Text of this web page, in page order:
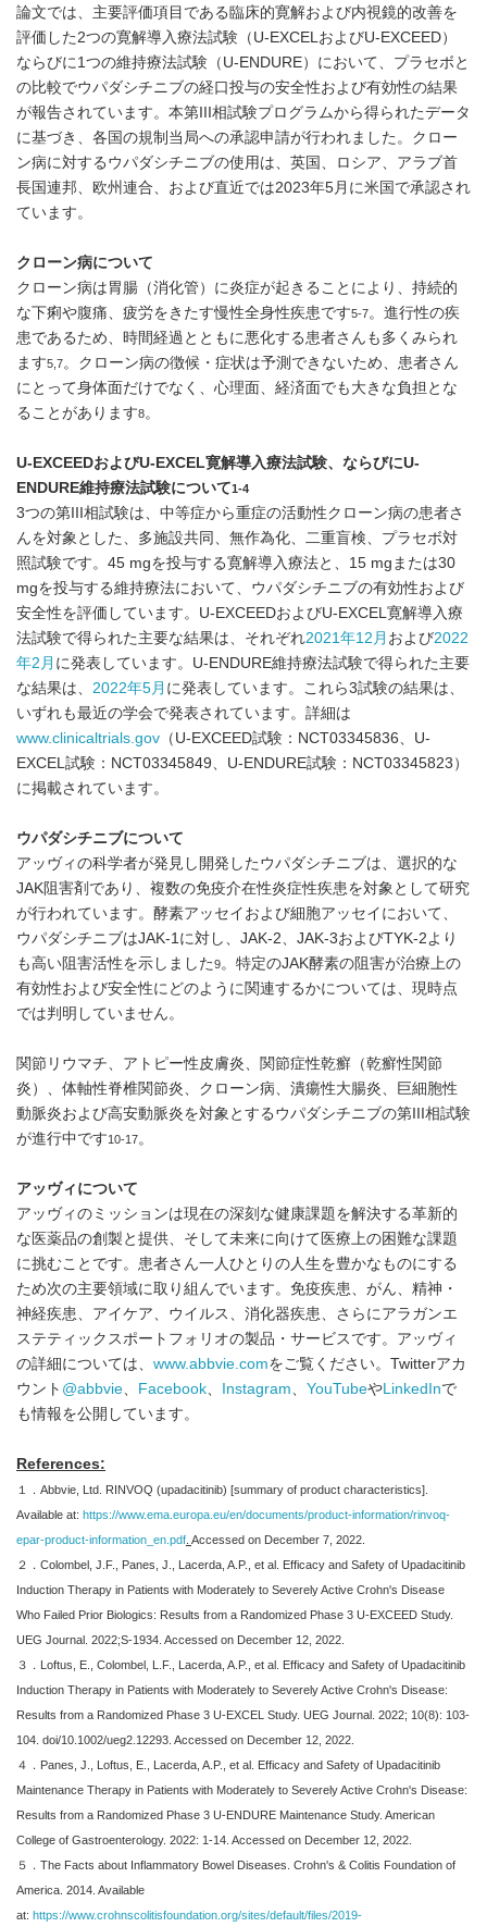
論文では、主要評価項目である臨床的寛解および内視鏡的改善を
評価した2つの寛解導入療法試験（U-EXCELおよびU-EXCEED）
ならびに1つの維持療法試験（U-ENDURE）において、プラセボと
の比較でウパダシチニブの経口投与の安全性および有効性の結果
が報告されています。本第III相試験プログラムから得られたデータ
に基づき、各国の規制当局への承認申請が行われました。クロー
ン病に対するウパダシチニブの使用は、英国、ロシア、アラブ首
長国連邦、欧州連合、および直近では2023年5月に米国で承認され
ています。
クローン病について
クローン病は胃腸（消化管）に炎症が起きることにより、持続的
な下痢や腹痛、疲労をきたす慢性全身性疾患です5-7。進行性の疾
患であるため、時間経過とともに悪化する患者さんも多くみられ
ます5,7。クローン病の徴候・症状は予測できないため、患者さん
にとって身体面だけでなく、心理面、経済面でも大きな負担とな
ることがあります8。
U-EXCEEDおよびU-EXCEL寛解導入療法試験、ならびにU-
ENDURE維持療法試験について1-4
3つの第III相試験は、中等症から重症の活動性クローン病の患者さ
んを対象とした、多施設共同、無作為化、二重盲検、プラセボ対
照試験です。45 mgを投与する寛解導入療法と、15 mgまたは30
mgを投与する維持療法において、ウパダシチニブの有効性および
安全性を評価しています。U-EXCEEDおよびU-EXCEL寛解導入療
法試験で得られた主要な結果は、それぞれ2021年12 月 および2022
年2 月 に発表しています。U-ENDURE維持療法試験で得られた主要
な結果は、 2022年5月 に発表しています。これら3試験の結果は、
いずれも最近の学会で発表されています。詳細は
www.clinicaltrials.gov （U-EXCEED試験：NCT03345836、U-
EXCEL試験：NCT03345849、U-ENDURE試験：NCT03345823）
に掲載されています。
ウパダシチニブについて
アッヴィの科学者が発見し開発したウパダシチニブは、選択的な
JAK阻害剤であり、複数の免疫介在性炎症性疾患を対象として研究
が行われています。酵素アッセイおよび細胞アッセイにおいて、
ウパダシチニブはJAK-1に対し、JAK-2、JAK-3およびTYK-2より
も高い阻害活性を示しました9。特定のJAK酵素の阻害が治療上の
有効性および安全性にどのように関連するかについては、現時点
では判明していません。
関節リウマチ、アトピー性皮膚炎、関節症性乾癬（乾癬性関節
炎）、体軸性脊椎関節炎、クローン病、潰瘍性大腸炎、巨細胞性
動脈炎および高安動脈炎を対象とするウパダシチニブの第III相試験
が進行中です10-17。
アッヴィについて
アッヴィのミッションは現在の深刻な健康課題を解決する革新的
な医薬品の創製と提供、そして未来に向けて医療上の困難な課題
に挑むことです。患者さん一人ひとりの人生を豊かなものにする
ため次の主要領域に取り組んでいます。免疫疾患、がん、精神・
神経疾患、アイケア、ウイルス、消化器疾患、さらにアラガンエ
ステティックスポートフォリオの製品・サービスです。アッヴィ
の詳細については、 www.abbvie.comをご覧ください。Twitterアカ
ウント @abbvie、 Facebook、 Instagram、 YouTubeやLinkedInで
も情報を公開しています。
References:
１．Abbvie, Ltd. RINVOQ (upadacitinib) [summary of product characteristics].
Available at: https://www.ema.europa.eu/en/documents/product-information/rinvoq-
epar-product-information_en.pdf Accessed on December 7, 2022.
２．Colombel, J.F., Panes, J., Lacerda, A.P., et al. Efficacy and Safety of Upadacitinib
Induction Therapy in Patients with Moderately to Severely Active Crohn's Disease
Who Failed Prior Biologics: Results from a Randomized Phase 3 U-EXCEED Study.
UEG Journal. 2022;S-1934. Accessed on December 12, 2022.
３．Loftus, E., Colombel, L.F., Lacerda, A.P., et al. Efficacy and Safety of Upadacitinib
Induction Therapy in Patients with Moderately to Severely Active Crohn's Disease:
Results from a Randomized Phase 3 U-EXCEL Study. UEG Journal. 2022; 10(8): 103-
104. doi/10.1002/ueg2.12293. Accessed on December 12, 2022.
４．Panes, J., Loftus, E., Lacerda, A.P., et al. Efficacy and Safety of Upadacitinib
Maintenance Therapy in Patients with Moderately to Severely Active Crohn's Disease:
Results from a Randomized Phase 3 U-ENDURE Maintenance Study. American
College of Gastroenterology. 2022: 1-14. Accessed on December 12, 2022.
５．The Facts about Inflammatory Bowel Diseases. Crohn's & Colitis Foundation of
America. 2014. Available
at: https://www.crohnscolitisfoundation.org/sites/default/files/2019-